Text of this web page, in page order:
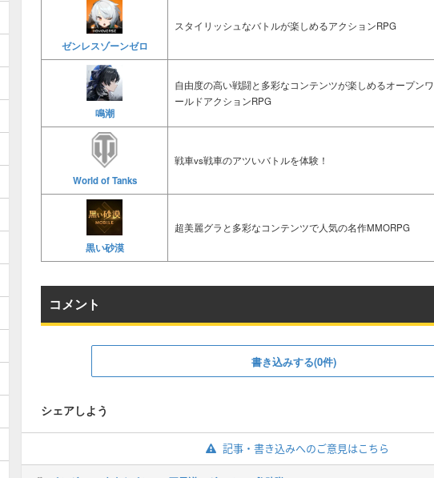
ゼンレスゾーンゼロ
スタイリッシュなバトルが楽しめるアクションRPG
鳴潮
自由度の高い戦闘と多彩なコンテンツが楽しめるオープンワ
ールドアクションRPG
World of Tanks
戦車vs戦車のアツいバトルを体験！
黒い砂漠
超美麗グラと多彩なコンテンツで人気の名作MMORPG
コメント
書き込みする(0件)
シェアしよう
記事・書き込みへのご意見はこちら